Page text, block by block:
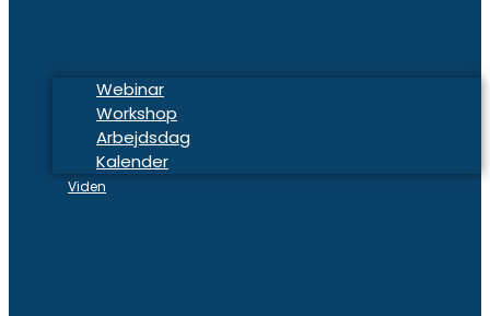
Webinar
Workshop
Arbejdsdag
Kalender
Viden